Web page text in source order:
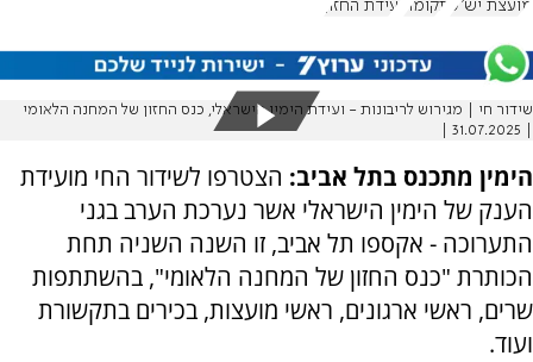
מועצת יש"ע תקומה ועידת החזון
שידור חי | מגירוש לריבונות - ועידת הימין הישראלי, כנס החזון של המחנה הלאומי
הימין מתכנס בתל אביב: הצטרפו לשידור החי מועידת
הענק של הימין הישראלי אשר נערכת הערב בגני
התערוכה - אקספו תל אביב, זו השנה השניה תחת
הכותרת "כנס החזון של המחנה הלאומי", בהשתתפות
שרים, ראשי ארגונים, ראשי מועצות, בכירים בתקשורת
ועוד.